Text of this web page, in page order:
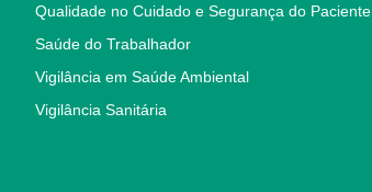
Qualidade no Cuidado e Segurança do Paciente
Saúde do Trabalhador
Vigilância em Saúde Ambiental
Vigilância Sanitária